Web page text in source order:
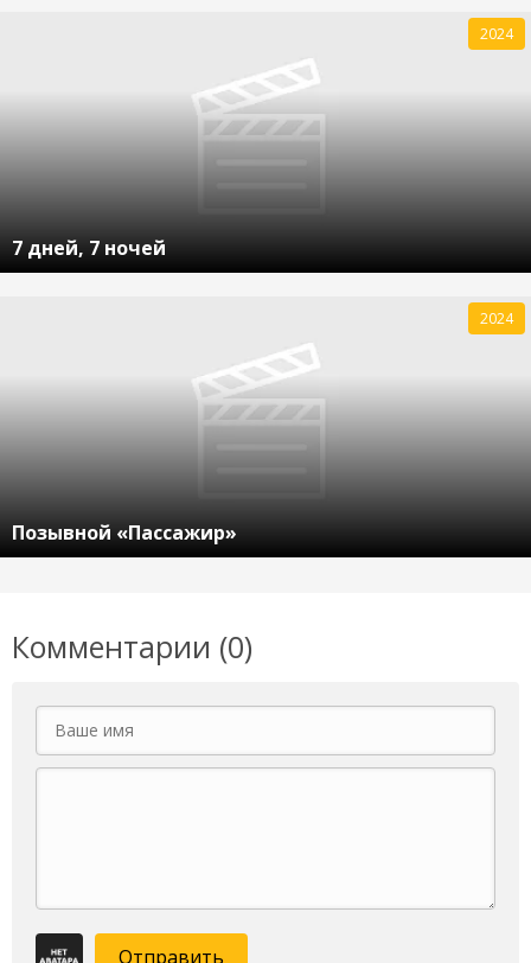
7 дней, 7 ночей
2024
Позывной «Пассажир»
2024
Комментарии (0)
Отправить